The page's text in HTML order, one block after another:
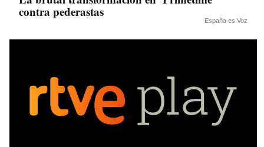
contra pederastas
España es Voz